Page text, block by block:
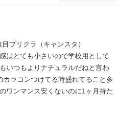
プリクラ（キャンスタ）
はとても小さいので学校用として
いつもよりナチュラルだねと言わ
ラコンつけてる時盛れてること多
ワンマンス安くないのに1ヶ月持た